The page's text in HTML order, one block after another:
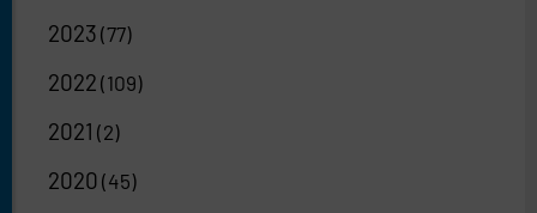
2023 (77)
2022 (109)
2021 (2)
2020 (45)